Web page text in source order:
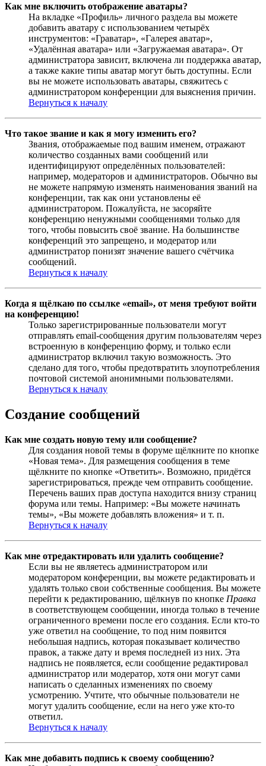
Как мне включить отображение аватары?
На вкладке «Профиль» личного раздела вы можете
добавить аватару с использованием четырёх
инструментов: «Граватар», «Галерея аватар»,
«Удалённая аватара» или «Загружаемая аватара». От
администратора зависит, включена ли поддержка аватар,
а также какие типы аватар могут быть доступны. Если
вы не можете использовать аватары, свяжитесь с
администратором конференции для выяснения причин.
Вернуться к началу
Что такое звание и как я могу изменить его?
Звания, отображаемые под вашим именем, отражают
количество созданных вами сообщений или
идентифицируют определённых пользователей:
например, модераторов и администраторов. Обычно вы
не можете напрямую изменять наименования званий на
конференции, так как они установлены её
администратором. Пожалуйста, не засоряйте
конференцию ненужными сообщениями только для
того, чтобы повысить своё звание. На большинстве
конференций это запрещено, и модератор или
администратор понизят значение вашего счётчика
сообщений.
Вернуться к началу
Когда я щёлкаю по ссылке «email», от меня требуют войти
на конференцию!
Только зарегистрированные пользователи могут
отправлять email-сообщения другим пользователям через
встроенную в конференцию форму, и только если
администратор включил такую возможность. Это
сделано для того, чтобы предотвратить злоупотребления
почтовой системой анонимными пользователями.
Вернуться к началу
Создание сообщений
Как мне создать новую тему или сообщение?
Для создания новой темы в форуме щёлкните по кнопке
«Новая тема». Для размещения сообщения в теме
щёлкните по кнопке «Ответить». Возможно, придётся
зарегистрироваться, прежде чем отправить сообщение.
Перечень ваших прав доступа находится внизу страниц
форума или темы. Например: «Вы можете начинать
темы», «Вы можете добавлять вложения» и т. п.
Вернуться к началу
Как мне отредактировать или удалить сообщение?
Если вы не являетесь администратором или
модератором конференции, вы можете редактировать и
удалять только свои собственные сообщения. Вы можете
перейти к редактированию, щёлкнув по кнопке Правка
в соответствующем сообщении, иногда только в течение
ограниченного времени после его создания. Если кто-то
уже ответил на сообщение, то под ним появится
небольшая надпись, которая показывает количество
правок, а также дату и время последней из них. Эта
надпись не появляется, если сообщение редактировал
администратор или модератор, хотя они могут сами
написать о сделанных изменениях по своему
усмотрению. Учтите, что обычные пользователи не
могут удалить сообщение, если на него уже кто-то
ответил.
Вернуться к началу
Как мне добавить подпись к своему сообщению?